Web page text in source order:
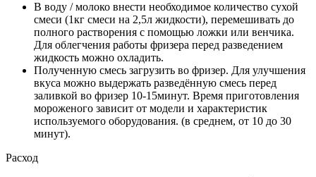
В воду / молоко внести необходимое количество сухой
смеси (1кг смеси на 2,5л жидкости), перемешивать до
полного растворения с помощью ложки или венчика.
Для облегчения работы фризера перед разведением
жидкость можно охладить.
Полученную смесь загрузить во фризер. Для улучшения
вкуса можно выдержать разведённую смесь перед
заливкой во фризер 10-15минут. Время приготовления
мороженого зависит от модели и характеристик
используемого оборудования. (в среднем, от 10 до 30
минут).
Расход